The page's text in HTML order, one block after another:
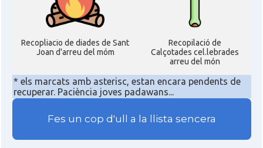
Recopliacio de diades de Sant
Joan d'arreu del móm
Recopilació de
Calçotades cel.lebrades
arreu del món
* els marcats amb asterisc, estan encara pendents de
recuperar. Paciència joves padawans...
Fes un cop d'ull a la llista sencera